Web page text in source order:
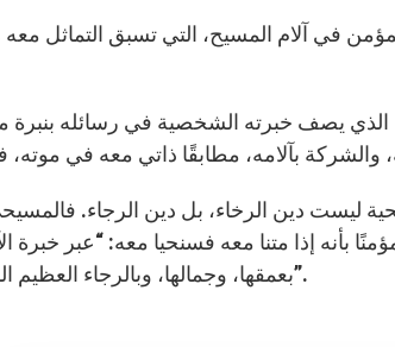
في آلام المسيح، التي تسبق التماثل معه
يصف خبرته الشخصية في رسائله
ليست دين الرخاء، بل دين الرجاء.
بأنه إذا متنا معه فسنحيا معه: “عبر خبرة
بعمقها، وجمالها، وبالرجاء العظيم الذي يولده المسيح المصلوب والقائم”.